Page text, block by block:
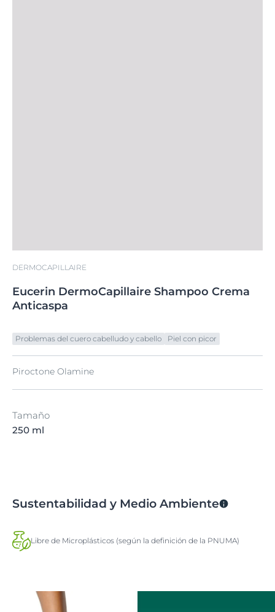
DERMOCAPILLAIRE
Eucerin DermoCapillaire Shampoo Crema
Anticaspa
Problemas del cuero cabelludo y cabello Piel con picor
Piroctone Olamine
Tamaño
250 ml
Sustentabilidad y Medio Ambiente
Libre de Microplásticos (según la definición de la PNUMA)